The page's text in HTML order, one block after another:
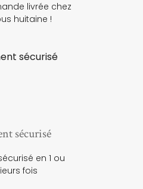
livrée chez
huitaine !
sécurisé
en 1 ou
fois